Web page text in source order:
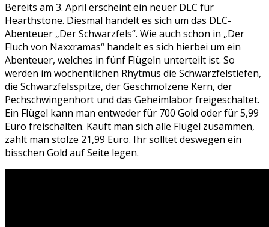
Bereits am 3. April erscheint ein neuer DLC für
Hearthstone. Diesmal handelt es sich um das DLC-
Abenteuer „Der Schwarzfels“. Wie auch schon in „Der
Fluch von Naxxramas“ handelt es sich hierbei um ein
Abenteuer, welches in fünf Flügeln unterteilt ist. So
werden im wöchentlichen Rhytmus die Schwarzfelstiefen,
die Schwarzfelsspitze, der Geschmolzene Kern, der
Pechschwingenhort und das Geheimlabor freigeschaltet.
Ein Flügel kann man entweder für 700 Gold oder für 5,99
Euro freischalten. Kauft man sich alle Flügel zusammen,
zahlt man stolze 21,99 Euro. Ihr solltet deswegen ein
bisschen Gold auf Seite legen.